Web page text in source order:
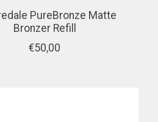
PureBronze Matte
Bronzer Refill
€50,00